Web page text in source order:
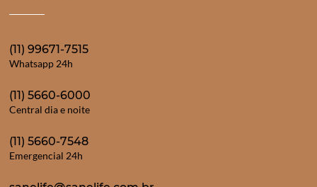
(11) 99671-7515
Whatsapp 24h
(11) 5660-6000
Central dia e noite
(11) 5660-7548
Emergencial 24h